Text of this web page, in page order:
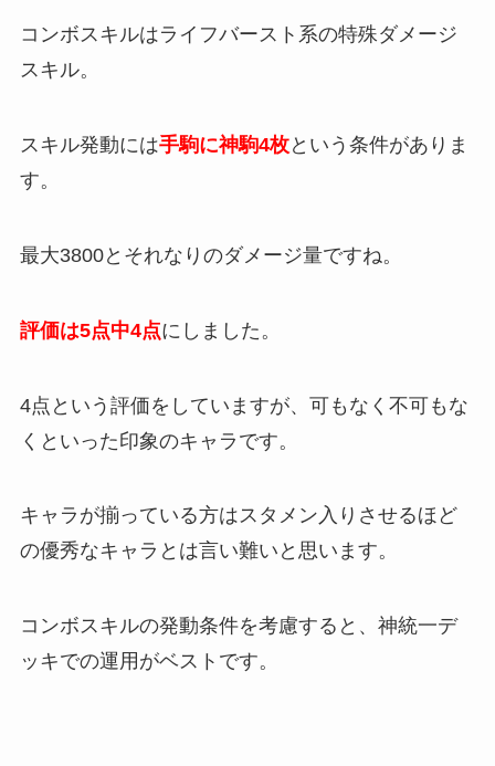
コンボスキルはライフバースト系の特殊ダメージ
スキル。
スキル発動には手駒に神駒4枚という条件がありま
す。
最大3800とそれなりのダメージ量ですね。
評価は5点中4点にしました。
4点という評価をしていますが、可もなく不可もな
くといった印象のキャラです。
キャラが揃っている方はスタメン入りさせるほど
の優秀なキャラとは言い難いと思います。
コンボスキルの発動条件を考慮すると、神統一デ
ッキでの運用がベストです。